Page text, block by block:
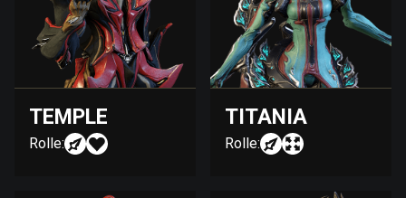
TEMPLE
Rolle:
TITANIA
Rolle: